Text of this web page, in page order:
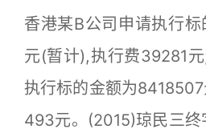
香港某B公司申请执行
元(暂计),执行费39281
执行标的金额为
493元。(2015)琼民三